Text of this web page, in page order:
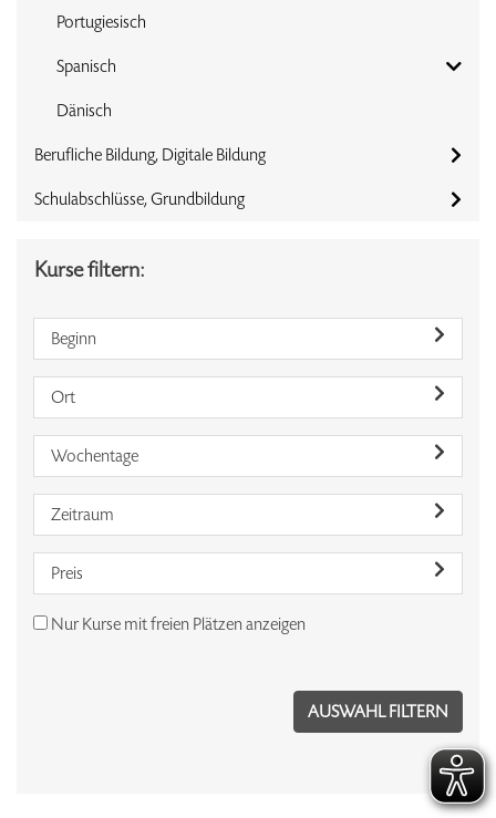
Portugiesisch
Spanisch
Dänisch
Berufliche Bildung, Digitale Bildung
Schulabschlüsse, Grundbildung
Kurse filtern:
Beginn
Ort
Wochentage
Zeitraum
Preis
Nur Kurse mit freien Plätzen anzeigen